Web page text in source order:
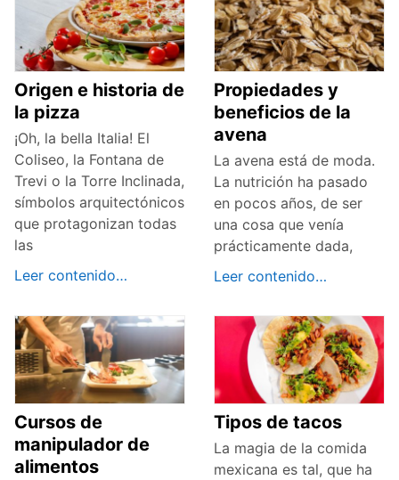
Origen e historia de
la pizza
¡Oh, la bella Italia! El
Coliseo, la Fontana de
Trevi o la Torre Inclinada,
símbolos arquitectónicos
que protagonizan todas
las
Leer contenido…
Propiedades y
beneficios de la
avena
La avena está de moda.
La nutrición ha pasado
en pocos años, de ser
una cosa que venía
prácticamente dada,
Leer contenido…
Cursos de
manipulador de
alimentos
Tipos de tacos
La magia de la comida
mexicana es tal, que ha